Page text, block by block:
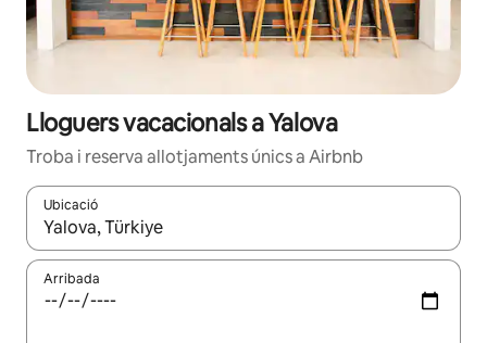
Lloguers vacacionals a Yalova
Troba i reserva allotjaments únics a Airbnb
Ubicació
Quan els resultats estiguin disponibles, podràs navegar-hi a
Arribada